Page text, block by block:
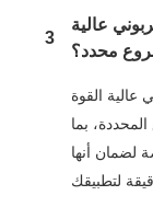
3
عالية
محدد؟
القوة
بما
لضمان أنها